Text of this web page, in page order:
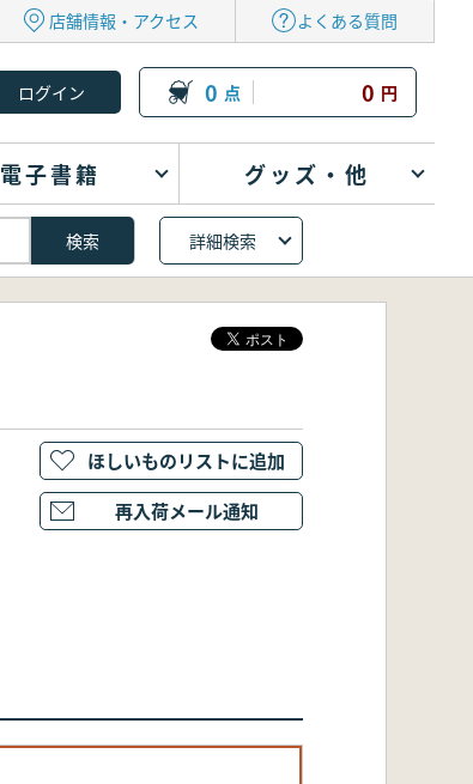
店舗情報・アクセス よくある質問
0 点 0 円
電子書籍 グッズ・他
詳細検索
ほしいものリストに追加
再入荷メール通知